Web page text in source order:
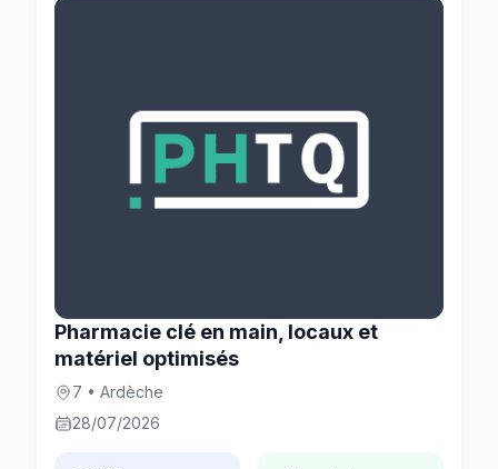
Pharmacie clé en main, locaux et
matériel optimisés
7 • Ardèche
28/07/2026